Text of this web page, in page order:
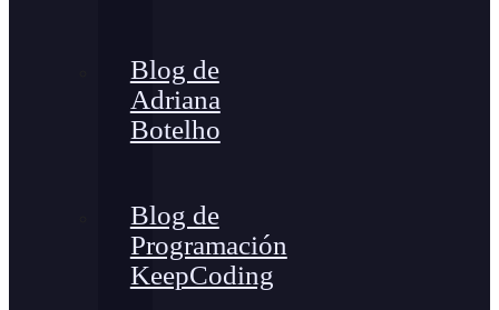
Blog de
Adriana
Botelho
Blog de
Programación
KeepCoding